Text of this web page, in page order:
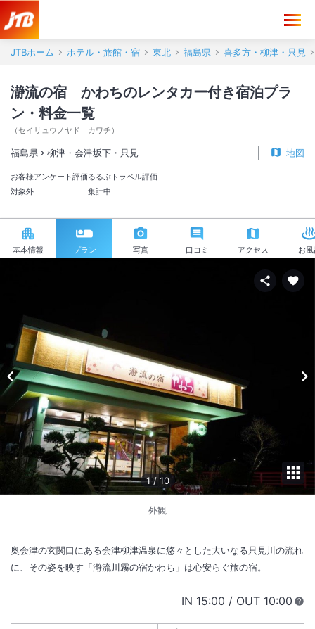
JTBホーム ホテル・旅館・宿 東北 福島県 喜多方・柳津・只見
瀞流の宿 かわちのレンタカー付き宿泊プラ
ン・料金一覧
（ セイリュウノヤド カワチ ）
福島県 柳津・会津坂下・只見 地図
お客様アンケート評価
対象外
るるぶトラベル評価
集計中
基本情報 プラン 写真 口コミ アクセス お
1 /10
外観
奥会津の玄関口にある会津柳津温泉に悠々とした大いなる只見川の流れ
に、その姿を映す「瀞流川霧の宿かわち」は心安らぐ旅の宿。
IN チェックイン
15:00 / OUT チェック
10:00